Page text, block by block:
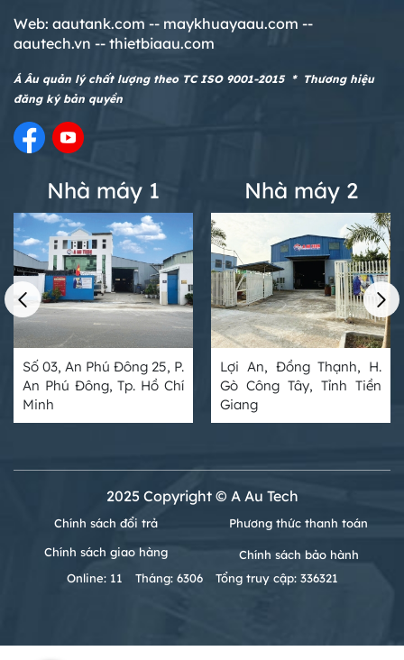
Web: aautank.com -- maykhuayaau.com --
aautech.vn -- thietbiaau.com
Á Âu quản lý chất lượng theo TC ISO 9001-2015 * Thương hiệu
đăng ký bản quyền
Nhà máy 1
Số 03, An Phú Đông 25, P.
An Phú Đông, Tp. Hồ Chí
Minh
Nhà máy 2
Lợi An, Đồng Thạnh, H.
Gò Công Tây, Tỉnh Tiền
Giang
2025 Copyright © A Au Tech
Chính sách đổi trả
Phương thức thanh toán
Chính sách giao hàng
Chính sách bảo hành
Online: 11
Tháng: 6306 Tổng truy cập: 336321